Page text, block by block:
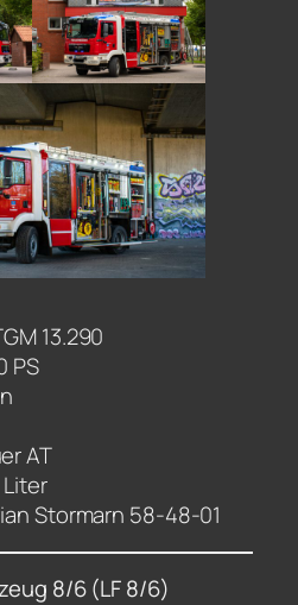
13.290
PS
AT
Stormarn 58-48-01
8/6 (LF 8/6)